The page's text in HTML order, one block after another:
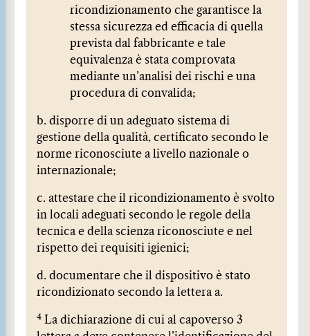
ricondizionamento che garantisce la
stessa sicurezza ed efficacia di quella
prevista dal fabbricante e tale
equivalenza è stata comprovata
mediante un’analisi dei rischi e una
procedura di convalida;
b. disporre di un adeguato sistema di
gestione della qualità, certificato secondo le
norme riconosciute a livello nazionale o
internazionale;
c. attestare che il ricondizionamento è svolto
in locali adeguati secondo le regole della
tecnica e della scienza riconosciute e nel
rispetto dei requisiti igienici;
d. documentare che il dispositivo è stato
ricondizionato secondo la lettera a.
4
La dichiarazione di cui al capoverso 3